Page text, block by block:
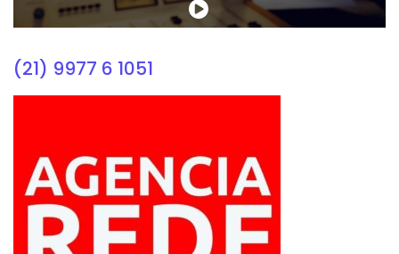
(21) 9977 6 1051